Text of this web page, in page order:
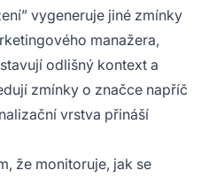
vygeneruje jiné zmínky
manažera,
odlišný kontext a
zmínky o značce napříč
vrstva přináší
že monitoruje, jak se